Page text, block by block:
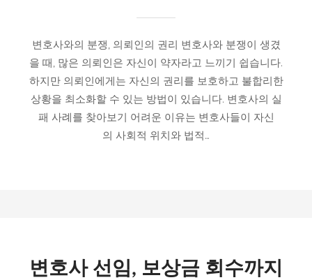
변호사와의 분쟁, 의뢰인의 권리 변호사와 분쟁이 생겼
을 때, 많은 의뢰인은 자신이 약자라고 느끼기 쉽습니다.
하지만 의뢰인에게는 자신의 권리를 보호하고 불합리한
상황을 최소화할 수 있는 방법이 있습니다. 변호사의 실
패 사례를 찾아보기 어려운 이유는 변호사들이 자신
의 사회적 위치와 법적…
변호사 선임, 보상금 회수까지